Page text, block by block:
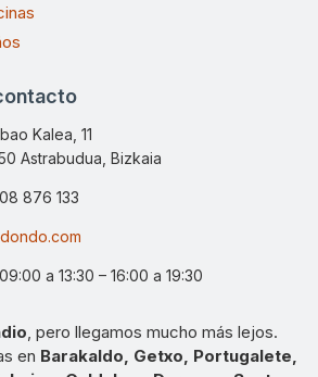
Kalea, 11
Astrabudua, Bizkaia
876 133
a 13:30 – 16:00 a 19:30
, pero llegamos mucho más lejos.
en Barakaldo, Getxo, Portugalete,